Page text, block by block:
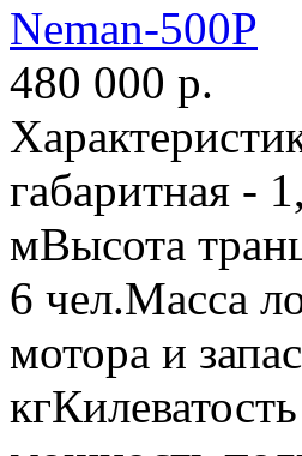
Neman-500P
480 000 р.
габаритная -
мВысота
6 чел.Масса
мотора и